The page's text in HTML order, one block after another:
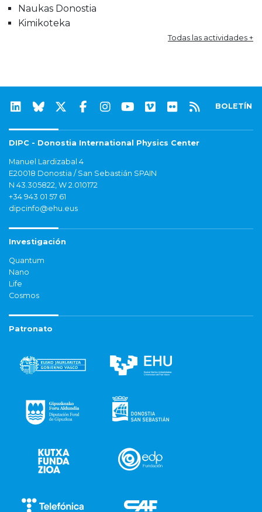
Naukas Donostia
Kimikoteka
Todas las actividades +
BOLETÍN
DIPC - Donostia International Physics Center
Manuel Lardizabal 4
E20018 Donostia / San Sebastián SPAIN
N 43.305822, W 2.010172
+34 943 01 57 61
dipcinfo@ehu.eus
Investigación
Quantum
Nano
Life
Cosmos
Patronato